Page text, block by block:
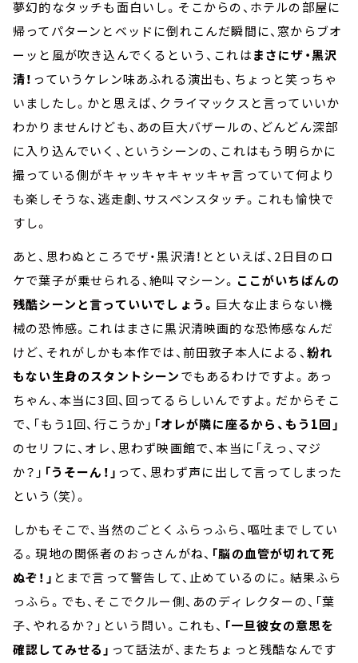
夢幻的なタッチも面白いし。そこからの、ホテルの部屋に
帰ってパターンとベッドに倒れこんだ瞬間に、窓からブオ
ーッと風が吹き込んでくるという、これはまさにザ・黒沢
清！ っていうケレン味あふれる演出も、ちょっと笑っちゃ
いましたし。かと思えば、クライマックスと言っていいか
わかりませんけども、あの巨大バザールの、どんどん深部
に入り込んでいく、というシーンの、これはもう明らかに
撮っている側がキャッキャキャッキャ言っていて何より
も楽しそうな、逃走劇、サスペンスタッチ。これも愉快で
すし。
あと、思わぬところでザ・黒沢清！とといえば、2日目のロ
ケで葉子が乗せられる、絶叫マシーン。 ここがいちばんの
残酷シーンと言っていいでしょう。 巨大な止まらない機
械の恐怖感。これはまさに黒沢清映画的な恐怖感なんだ
けど、それがしかも本作では、前田敦子本人による、 紛れ
もない生身のスタントシーンでもあるわけですよ。あっ
ちゃん、本当に3回、回ってるらしいんですよ。だからそこ
で、「もう1回、行こうか」 「オレが隣に座るから、もう1回」
のセリフに、オレ、思わず映画館で、本当に「えっ、マジ
か？」 「うそーん！」 って、思わず声に出して言ってしまった
という（笑）。
しかもそこで、当然のごとくふらっふら、嘔吐までしてい
る。現地の関係者のおっさんがね、 「脳の血管が切れて死
ぬぞ！」 とまで言って警告して、止めているのに。結果ふら
っふら。でも、そこでクルー側、あのディレクターの、「葉
子、やれるか？」という問い。これも、 「一旦彼女の意思を
確認してみせる」 って話法が、またちょっと残酷なんです